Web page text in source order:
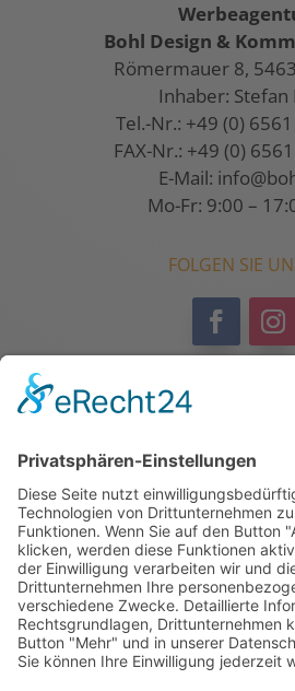
Bohl Design &
Römermauer 8,
Inhaber: Stefan
Tel.-Nr.: +49 (0)
FAX-Nr.: +49 (0)
E-Mail:
Mo-Fr: 9:00 –
FOLGEN SIE
Machen Sie sich selbst ein
schauen Sie sichunser
einer Tasse
EMPFEHLEN SIE UNS